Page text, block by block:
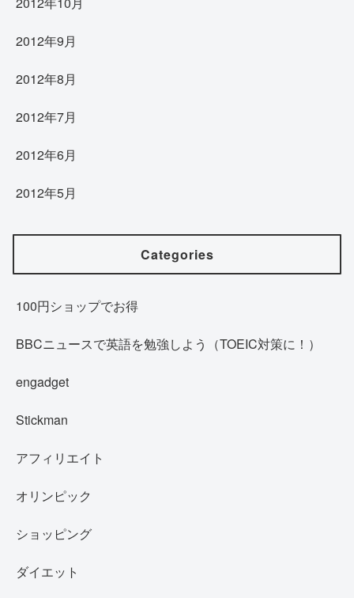
2012年9月
2012年8月
2012年7月
2012年6月
2012年5月
Categories
100円ショップでお得
BBCニュースで英語を勉強しよう（TOEIC対策に！）
engadget
Stickman
アフィリエイト
オリンピック
ショッピング
ダイエット